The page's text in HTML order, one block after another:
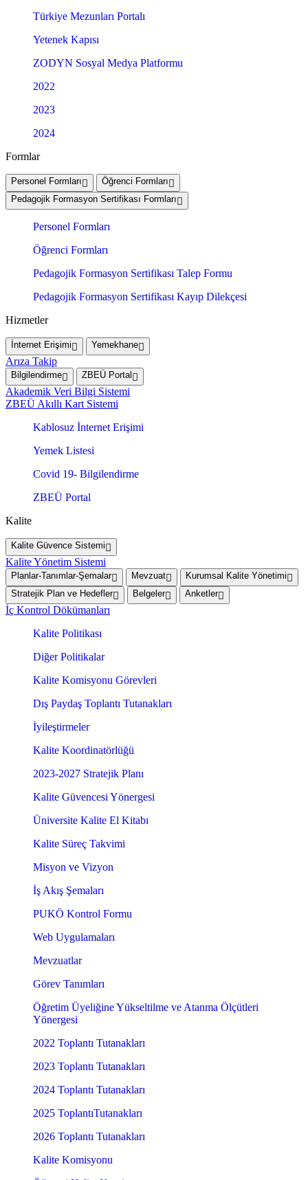
Türkiye Mezunları Portalı
Yetenek Kapısı
ZODYN Sosyal Medya Platformu
2022
2023
2024
Formlar
Personel Formları
Öğrenci Formları
Pedagojik Formasyon Sertifikası Formları
Personel Formları
Öğrenci Formları
Pedagojik Formasyon Sertifikası Talep Formu
Pedagojik Formasyon Sertifikası Kayıp Dilekçesi
Hizmetler
İnternet Erişimi Yemekhane
Arıza Takip
Bilgilendirme ZBEÜ Portal
Akademik Veri Bilgi Sistemi
ZBEÜ Akıllı Kart Sistemi
Kablosuz İnternet Erişimi
Yemek Listesi
Covid 19- Bilgilendirme
ZBEÜ Portal
Kalite
Kalite Güvence Sistemi
Kalite Yönetim Sistemi
Planlar-Tanımlar-Şemalar Mevzuat
Kurumsal Kalite Yönetimi
Stratejik Plan ve Hedefler
Belgeler Anketler
İç Kontrol Dökümanları
Kalite Politikası
Diğer Politikalar
Kalite Komisyonu Görevleri
Dış Paydaş Toplantı Tutanakları
İyileştirmeler
Kalite Koordinatörlüğü
2023-2027 Stratejik Planı
Kalite Güvencesi Yönergesi
Üniversite Kalite El Kitabı
Kalite Süreç Takvimi
Misyon ve Vizyon
İş Akış Şemaları
PUKÖ Kontrol Formu
Web Uygulamaları
Mevzuatlar
Görev Tanımları
Öğretim Üyeliğine Yükseltilme ve Atanma Ölçütleri
Yönergesi
2022 Toplantı Tutanakları
2023 Toplantı Tutanakları
2024 Toplantı Tutanakları
2025 ToplantıTutanakları
2026 Toplantı Tutanakları
Kalite Komisyonu